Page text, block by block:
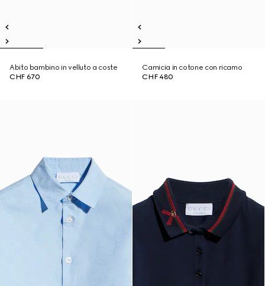
Abito bambino in velluto a coste
CHF 670
Camicia in cotone con ricamo
CHF 480